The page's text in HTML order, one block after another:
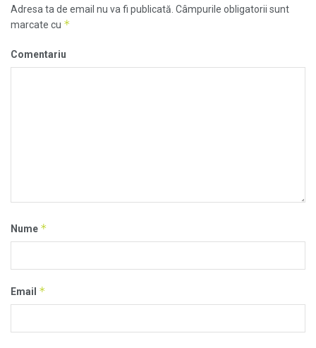
Adresa ta de email nu va fi publicată. Câmpurile obligatorii sunt
marcate cu *
Comentariu
Nume *
Email *